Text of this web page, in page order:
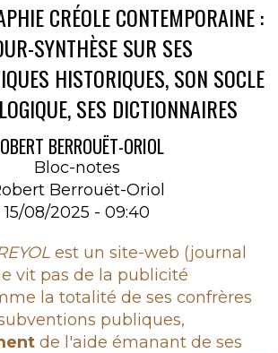
CRÉOLE CONTEMPORAINE :
SYNTHÈSE SUR SES
HISTORIQUES, SON SOCLE
SES DICTIONNAIRES
BERROUËT-ORIOL
Bloc-notes
Berrouët-Oriol
15/08/2025 - 09:40
est un site-web (journal
vit pas de la publicité
la totalité de ses confrères
publiques,
de l'aide émanant de ses